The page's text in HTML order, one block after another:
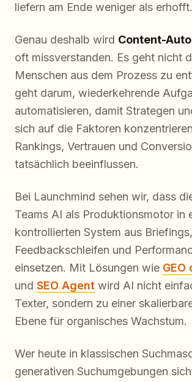
liefern am Ende weniger als erhofft.
Genau deshalb wird Content-
oft missverstanden. Es geht nicht
Menschen aus dem Prozess zu
geht darum, wiederkehrende
automatisieren, damit Strategen
sich auf die Faktoren
Rankings, Vertrauen und
tatsächlich beeinflussen.
Bei Launchmind sehen wir, dass
Teams AI als Produktionsmotor in
kontrollierten System aus
Feedbackschleifen und
einsetzen. Mit Lösungen wie
und SEO Agent wird AI nicht
Texter, sondern zu einer
Ebene für organisches Wachstum.
Wer heute in klassischen
generativen Suchumgebungen